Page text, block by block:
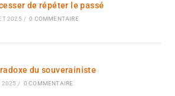
de répéter le passé
2025 / 0 COMMENTAIRE
du souverainiste
2025 / 0 COMMENTAIRE